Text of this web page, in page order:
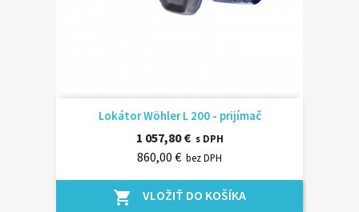
Lokátor Wöhler L 200 - prijímač
1 057,80 € s DPH
860,00 € bez DPH
shopping_cart VLOŽIŤ DO KOŠÍKA